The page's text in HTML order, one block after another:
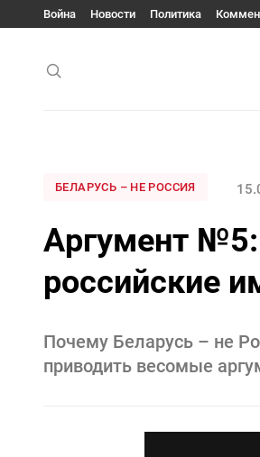
Война Новости Политика
БЕЛАРУСЬ – НЕ РОССИЯ
Аргумент
российские
Почему Беларусь – не
приводить весомые